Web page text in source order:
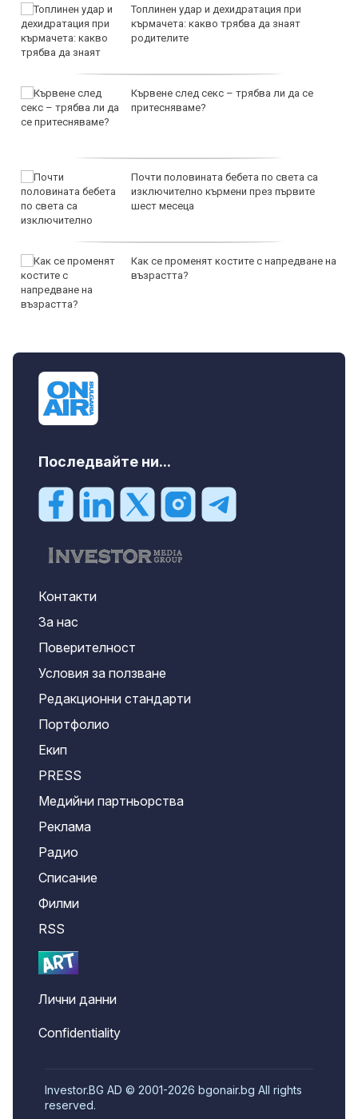
Топлинен удар и дехидратация при
кърмачета: какво трябва да знаят
родителите
Кървене след секс – трябва ли да се
притесняваме?
Почти половината бебета по света са
изключително кърмени през първите
шест месеца
Как се променят костите с напредване на
възрастта?
Последвайте ни...
Контакти
За нас
Поверителност
Условия за ползване
Редакционни стандарти
Портфолио
Екип
PRESS
Медийни партньорства
Реклама
Радио
Списание
Филми
RSS
Лични данни
Confidentiality
Investor.BG AD © 2001-2026 bgonair.bg All rights
reserved.